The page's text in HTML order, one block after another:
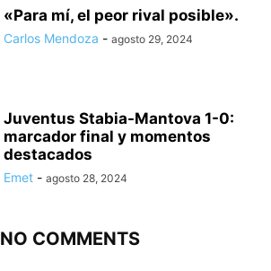
«Para mí, el peor rival posible».
Carlos Mendoza - agosto 29, 2024
Juventus Stabia-Mantova 1-0:
marcador final y momentos
destacados
Emet - agosto 28, 2024
NO COMMENTS